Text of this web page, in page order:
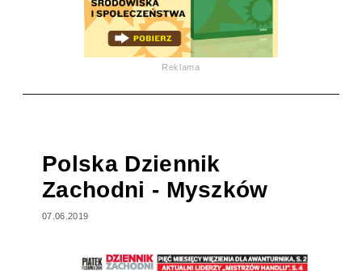
Reklama
Polska Dziennik
Zachodni - Myszków
07.06.2019